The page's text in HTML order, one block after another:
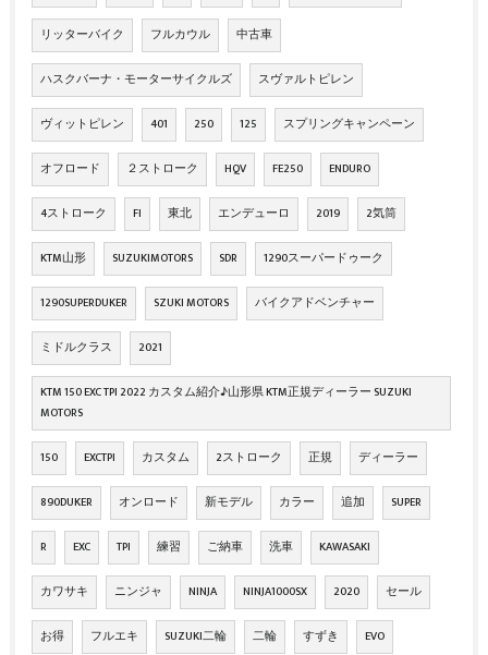
リッターバイク フルカウル 中古車
ハスクバーナ・モーターサイクルズ スヴァルトピレン
ヴィットピレン 401 250 125 スプリングキャンペーン
オフロード ２ストローク HQV FE250 ENDURO
4ストローク FI 東北 エンデューロ 2019 2気筒
KTM山形 SUZUKIMOTORS SDR 1290スーパードゥーク
1290SUPERDUKER SZUKI MOTORS バイクアドベンチャー
ミドルクラス 2021
KTM 150 EXC TPI 2022 カスタム紹介♪山形県 KTM正規ディーラー SUZUKI
MOTORS
150 EXCTPI カスタム 2ストローク 正規 ディーラー
890DUKER オンロード 新モデル カラー 追加 SUPER
R EXC TPI 練習 ご納車 洗車 KAWASAKI
カワサキ ニンジャ NINJA NINJA1000SX 2020 セール
お得 フルエキ SUZUKI二輪 二輪 すずき EVO